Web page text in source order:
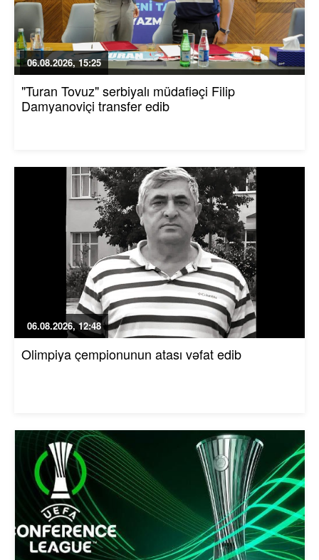
06.08.2026, 15:25
"Turan Tovuz" serbiyalı müdafiəçi Filip
Damyanoviçi transfer edib
06.08.2026, 12:48
Olimpiya çempionunun atası vəfat edib